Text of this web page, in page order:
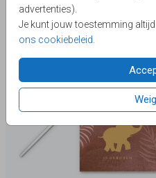
advertenties).
Je kunt jouw toestemming
ons cookiebeleid